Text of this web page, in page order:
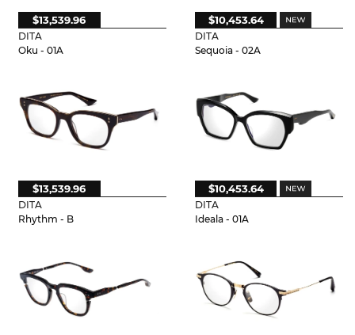
DITA
Oku - 01A
$13,539.96
DITA
Sequoia - 02A
$10,453.64
DITA
Rhythm - B
$13,539.96
DITA
Ideala - 01A
$10,453.64